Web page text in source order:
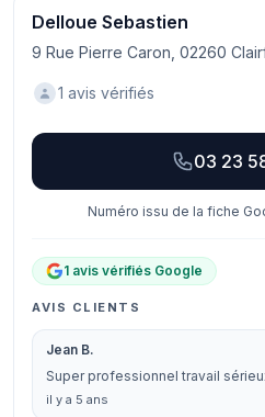
Delloue Sebastien
9 Rue Pierre Caron, 02260
1 avis vérifiés
03 23
Numéro issu de la fiche
1 avis vérifiés Google
AVIS CLIENTS
Jean B.
Super professionnel travail
il y a 5 ans